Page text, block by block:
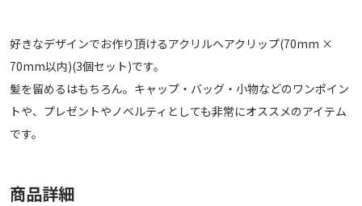
好きなデザインでお作り頂けるアクリルヘアクリップ(70mm ×
70mm以内)(3個セット)です。
髪を留めるはもちろん。キャップ・バッグ・小物などのワンポイン
トや、プレゼントやノベルティとしても非常にオススメのアイテム
です。
商品詳細